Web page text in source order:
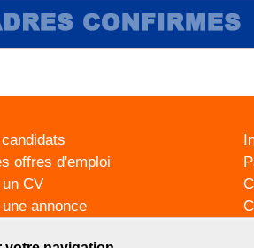
offres d'emploi
CV
annonce